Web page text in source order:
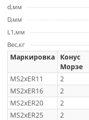
d,мм
D,мм
L1,мм
Вес,кг
Маркировка
Конус
Морзе
MS2xER11
2
MS2xER16
2
MS2xER20
2
MS2xER25
2